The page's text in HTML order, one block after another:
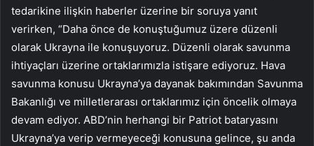
tedarikine ilişkin haberler üzerine bir soruya yanıt
verirken, “Daha önce de konuştuğumuz üzere düzenli
olarak Ukrayna ile konuşuyoruz. Düzenli olarak savunma
ihtiyaçları üzerine ortaklarımızla istişare ediyoruz. Hava
savunma konusu Ukrayna’ya dayanak bakımından Savunma
Bakanlığı ve milletlerarası ortaklarımız için öncelik olmaya
devam ediyor. ABD’nin herhangi bir Patriot bataryasını
Ukrayna’ya verip vermeyeceği konusuna gelince, şu anda